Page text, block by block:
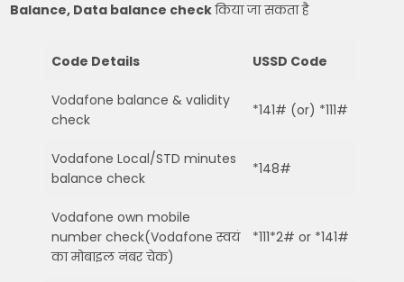
Balance, Data balance checkकिया जा सकता है
Code Details USSD Code
Vodafone balance & validity
check
*141# (or) *111#
Vodafone Local/STD minutes
balance check
*148#
Vodafone own mobile
number check(Vodafone स्वयं
का मोबाइल नंबर चेक)
*111*2# or *141#